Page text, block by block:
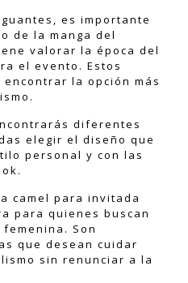
es importante
de la manga del
valorar la época del
el evento. Estos
la opción más
diferentes
elegir el diseño que
personal y con las
camel para invitada
para quienes buscan
Son
que desean cuidar
sin renunciar a la